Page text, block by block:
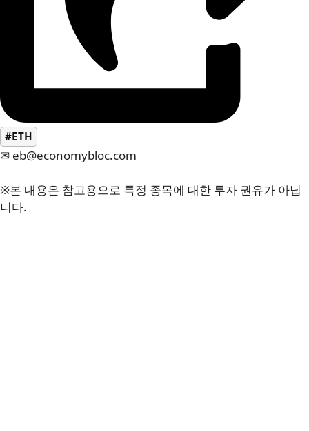
#ETH
✉ eb@economybloc.com
※본 내용은 참고용으로 특정 종목에 대한 투자 권유가 아닙
니다.